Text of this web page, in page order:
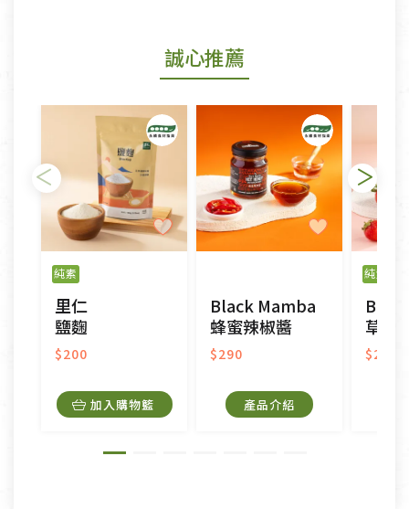
若您購買的商品有下列「不適用七天鑑賞期商品」情
形者，除商品瑕疵以外，恕不接受退換貨.
依消保法之規定提供該商品七天免費鑑賞期(含例假
日)的服務，原則上若商品未經使用或被汙損(除商品
瑕疵)，一般皆可申請退換貨。
不適用七天鑑賞期商品：
以數位或電磁紀錄形式儲存之商品、易於變質或損壞
之商品、以及性質上無法或不適合退換之商品：如
CD、VCD、DVD、電腦軟體，若產品瑕疵無法讀取僅
接受原片換新。
衣飾鞋類-如T恤，如於送達後水洗或污損者。
美容保養用品、內衣褲、襪子、口罩等私人消耗性產
內衣褲、襪子、口罩個人衛生用品除商品本身有瑕疵
外,依據《通訊交易解除權合理例外情事適用準
誠心推薦
純素
里仁
鹽麴
$200
加入購物籃
Black Mamba
蜂蜜辣椒醬
$290
產品介紹
純素
草莓
$290